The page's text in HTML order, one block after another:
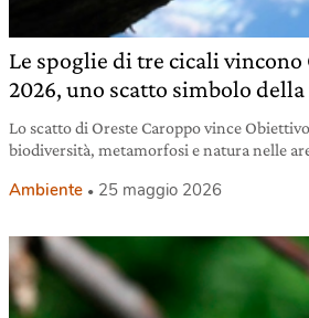
Le spoglie di tre cicali
2026, uno scatto simbolo
Lo scatto di Oreste Caroppo vince
biodiversità, metamorfosi e natura nelle
Ambiente 25 maggio 2026